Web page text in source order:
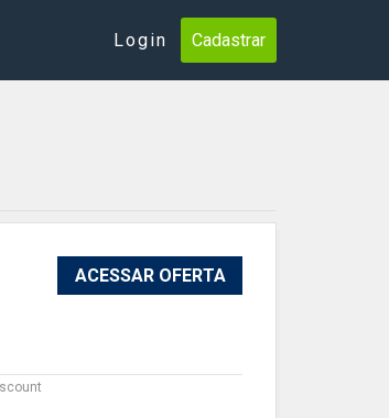
Login Cadastrar
ACESSAR OFERTA